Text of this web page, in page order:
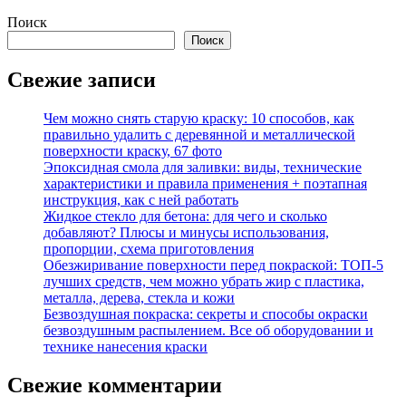
Поиск
Поиск
Свежие записи
Чем можно снять старую краску: 10 способов, как
правильно удалить с деревянной и металлической
поверхности краску, 67 фото
Эпоксидная смола для заливки: виды, технические
характеристики и правила применения + поэтапная
инструкция, как с ней работать
Жидкое стекло для бетона: для чего и сколько
добавляют? Плюсы и минусы использования,
пропорции, схема приготовления
Обезжиривание поверхности перед покраской: ТОП-5
лучших средств, чем можно убрать жир с пластика,
металла, дерева, стекла и кожи
Безвоздушная покраска: секреты и способы окраски
безвоздушным распылением. Все об оборудовании и
технике нанесения краски
Свежие комментарии